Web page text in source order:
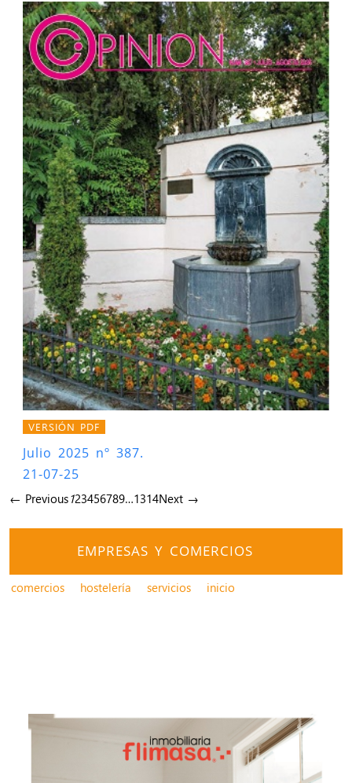
VERSIÓN PDF
Julio 2025 nº 387.
21-07-25
← Previous123456789…1314Next →
EMPRESAS Y COMERCIOS
comercios hostelería servicios inicio